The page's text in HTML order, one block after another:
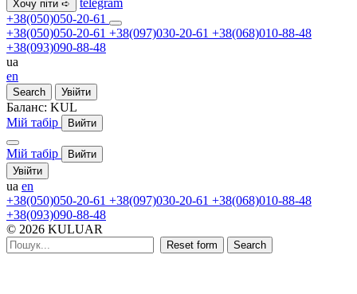
Хочу піти ➪
telegram
+38(050)050-20-61
+38(050)050-20-61 +38(097)030-20-61 +38(068)010-88-48
+38(093)090-88-48
ua
en
Search Увійти
Баланс: KUL
Мій табір
Вийти
Мій табір
Вийти
Увійти
ua en
+38(050)050-20-61 +38(097)030-20-61 +38(068)010-88-48
+38(093)090-88-48
© 2026 KULUAR
Reset form Search